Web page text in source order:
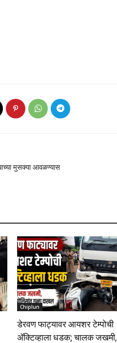
मुसक्या आवळण्यास
Chiplun
डेरवण फाट्यावर आयशर टेम्पोची
अ‍ॅक्टिव्हाला धडक; चालक जखमी,